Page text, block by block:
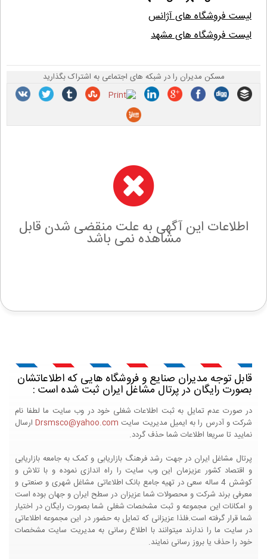
لیست فروشگاه های آژانس
لیست فروشگاه های مشهد
مسکن مدیران را در شبکه های اجتماعی به اشتراک بگذارید
اطلاعات این آگهی به علت منقضی شدن قابل
مشاهده نمی باشد
قابل توجه مدیران صنایع و فروشگاه هایی که اطلاعاتشان
بصورت رایگان در پرتال مشاغل ایران ثبت شده است :
در صورت عدم تمایل به ثبت اطلاعات شغلی خود در وب سایت ما لطفا نام
شرکت و آدرس را به ایمیل مدیریت سایت Drsmsco@yahoo.comارسال
نمایید تا سریعا اطلاعات شما حذف گردد.
پرتال مشاغل ایران در جهت رشد فرهنگ بازاریابی و کمک به جامعه بازاریابی
و اقتصاد کشور عزیزمان این وب سایت را راه اندازی نموده و با تلاش و
کوشش 4 ساله سعی در تهیه جامع بانک اطلاعاتی مشاغل شهری و صنعتی و
معرفی برند شرکت و محصولات شما عزیزان در سطح ایران و جهان بوده است
و امکانات این مجموعه و ثبت مشخصات شغلی شما بصورت رایگان در اختیار
شما قرار گرفته است.فلذا عزیزانی که تمایل به حضور در این مجموعه اطلاعاتی
در سایت ما را ندارند میتوانند با اطلاع رسانی به مدیریت سایت مشخصات
خود را حذف یا بروز رسانی نمایند.